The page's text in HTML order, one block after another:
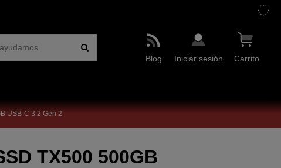
Blog Iniciar sesión Carrito
USB-C 3.2 Gen 2
TX500 500GB